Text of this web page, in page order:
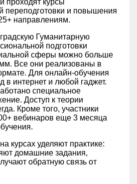
проходят курсы
переподготовки и повышения
направлениям.
Гуманитарную
подготовки
сферы можно больше
Все они реализованы в
Для онлайн-обучения
в интернет и любой гаджет.
специальное
Доступ к теории
Кроме того, участники
вебинаров еще 3 месяца
курсах уделяют практике:
домашние задания,
обратную связь от